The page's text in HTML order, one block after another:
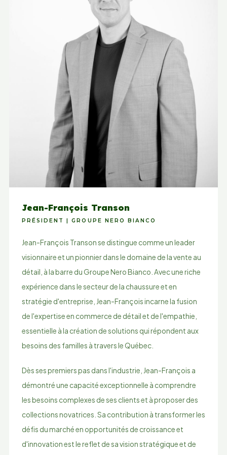
Jean-François Transon
PRÉSIDENT | GROUPE NERO BIANCO
Jean-François Transon se distingue comme un leader
visionnaire et un pionnier dans le domaine de la vente au
détail, à la barre du Groupe Nero Bianco. Avec une riche
expérience dans le secteur de la chaussure et en
stratégie d'entreprise, Jean-François incarne la fusion
de l'expertise en commerce de détail et de l'empathie,
essentielle à la création de solutions qui répondent aux
besoins des familles à travers le Québec.
Dès ses premiers pas dans l'industrie, Jean-François a
démontré une capacité exceptionnelle à comprendre
les besoins complexes de ses clients et à proposer des
collections novatrices. Sa contribution à transformer les
défis du marché en opportunités de croissance et
d'innovation est le reflet de sa vision stratégique et de